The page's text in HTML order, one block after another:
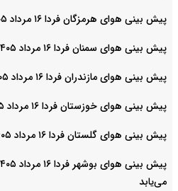
پیش بینی هوای هرمزگان فردا ۱۶ مرداد ۱۴۰۵/ دریا متلاطم می‌شود
پیش بینی هوای سمنان فردا ۱۶ مرداد ۱۴۰۵/ هوا خنک‌تر می‌شود
پیش بینی هوای مازندران فردا ۱۶ مرداد ۱۴۰۵/ دریا از امشب مواج می‌شود
پیش بینی هوای خوزستان فردا ۱۶ مرداد ۱۴۰۵/ هوای گرم ماندگار است
پیش بینی هوای گلستان فردا ۱۶ مرداد ۱۴۰۵/ وزش باد و رگبار پراکنده
می‌یابد